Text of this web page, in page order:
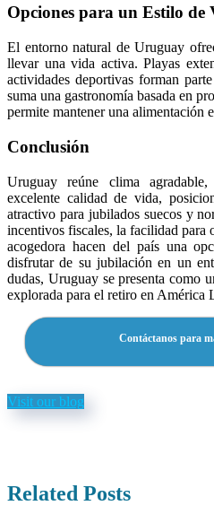
Opciones para un Estilo
El entorno natural de Uruguay
llevar una vida activa. Playas
actividades deportivas forman
suma una gastronomía basada en
permite mantener una alimentación
Conclusión
Uruguay reúne clima
excelente calidad de vida,
atractivo para jubilados suecos y
incentivos fiscales, la facilidad para
acogedora hacen del país una
disfrutar de su jubilación en un
dudas, Uruguay se presenta como
explorada para el retiro en América
Contáctanos para
Visit our blog
Related Posts